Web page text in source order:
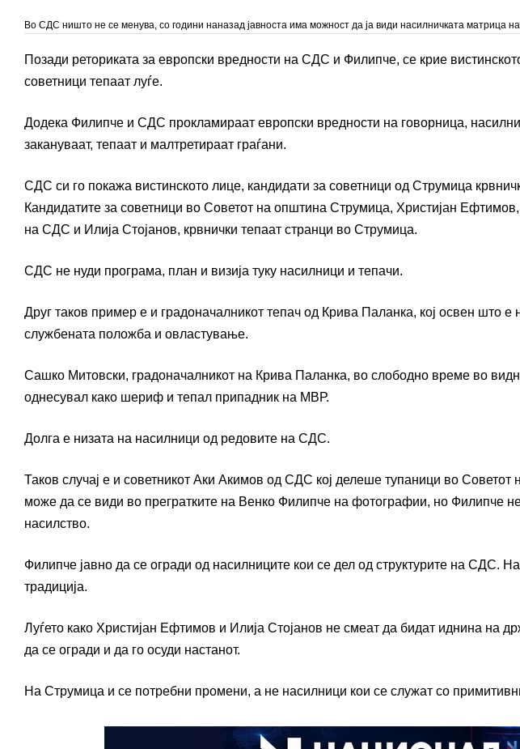
Во СДС ништо не се менува, со години наназад јавноста има можност да ја види насилничката матрица
Позади реториката за европски вредности на СДС и Филипче, се крие
советници тепаат луѓе.
Додека Филипче и СДС прокламираат европски вредности на говорница,
закануваат, тепаат и малтретираат граѓани.
СДС си го покажа вистинското лице, кандидати за советници од Струмица
Кандидатите за советници во Советот на општина Струмица, Христијан
на СДС и Илија Стојанов, крвнички тепаат странци во Струмица.
СДС не нуди програма, план и визија туку насилници и тепачи.
Друг таков пример е и градоначалникот тепач од Крива Паланка, кој освен што е
службената положба и овластување.
Сашко Митовски, градоначалникот на Крива Паланка, во слободно време во
однесувал како шериф и тепал припадник на МВР.
Долга е низата на насилници од редовите на СДС.
Таков случај е и советникот Аки Акимов од СДС кој делеше тупаници во Советот
може да се види во прегратките на Венко Филипче на фотографии, но Филипче не
насилство.
Филипче јавно да се огради од насилниците кои се дел од структурите на СДС.
традиција.
Луѓето како Христијан Ефтимов и Илија Стојанов не смеат да бидат иднина на
да се огради и да го осуди настанот.
На Струмица и се потребни промени, а не насилници кои се служат со